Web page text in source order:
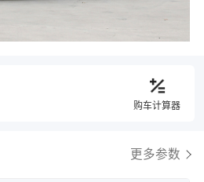
购车计算器
更多参数